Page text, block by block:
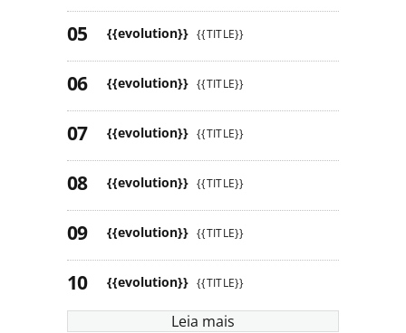
{{evolution}} {{TITLE}}
{{evolution}} {{TITLE}}
{{evolution}} {{TITLE}}
{{evolution}} {{TITLE}}
{{evolution}} {{TITLE}}
{{evolution}} {{TITLE}}
Leia mais